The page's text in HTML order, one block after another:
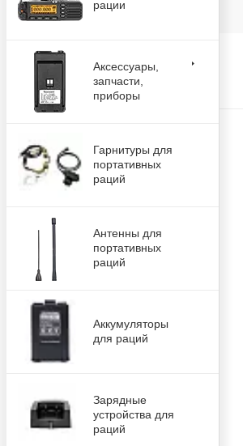
рации
Аксессуары,
запчасти,
приборы
Гарнитуры для
портативных
раций
Антенны для
портативных
раций
Аккумуляторы
для раций
Зарядные
устройства для
раций